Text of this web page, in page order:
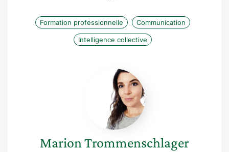
Formation professionnelle Communication
Intelligence collective
Marion
Trommenschlager
MarionTrommenschlager